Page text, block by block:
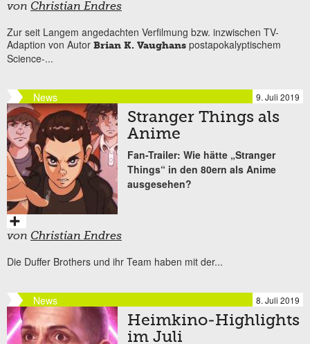
von Christian Endres
Zur seit Langem angedachten Verfilmung bzw. inzwischen TV-
Adaption von Autor Brian K. Vaughans postapokalyptischem
Science-...
News 9. Juli 2019
Stranger Things als
Anime
Fan-Trailer: Wie hätte „Stranger
Things“ in den 80ern als Anime
ausgesehen?
von Christian Endres
Die Duffer Brothers und ihr Team haben mit der...
News 8. Juli 2019
Heimkino-Highlights
im Juli